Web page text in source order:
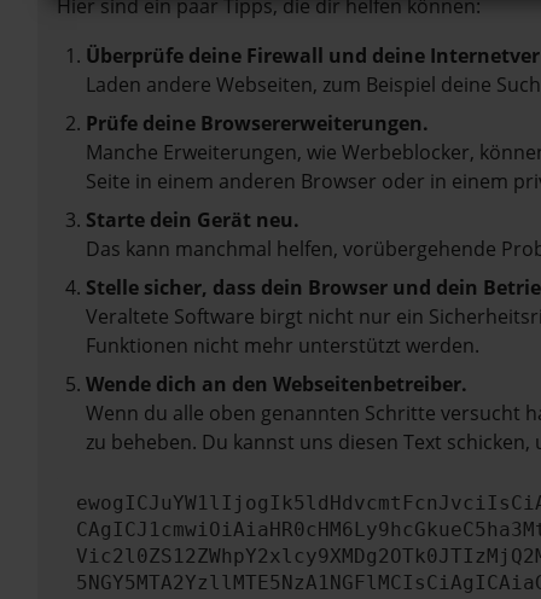
Hier sind ein paar Tipps, die dir helfen können:
Überprüfe deine Firewall und deine
Laden andere Webseiten, zum Beispiel deine
Prüfe deine Browsererweiterungen.
Manche Erweiterungen, wie Werbeblocker,
Seite in einem anderen Browser oder in einem
Starte dein Gerät neu.
Das kann manchmal helfen, vorübergehende
Stelle sicher, dass dein Browser und dein
Veraltete Software birgt nicht nur ein
Funktionen nicht mehr unterstützt werden.
Wende dich an den Webseitenbetreiber.
Wenn du alle oben genannten Schritte versucht
zu beheben. Du kannst uns diesen Text